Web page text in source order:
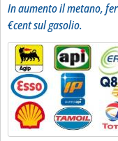
In aumento il metano,
€cent sul gasolio.